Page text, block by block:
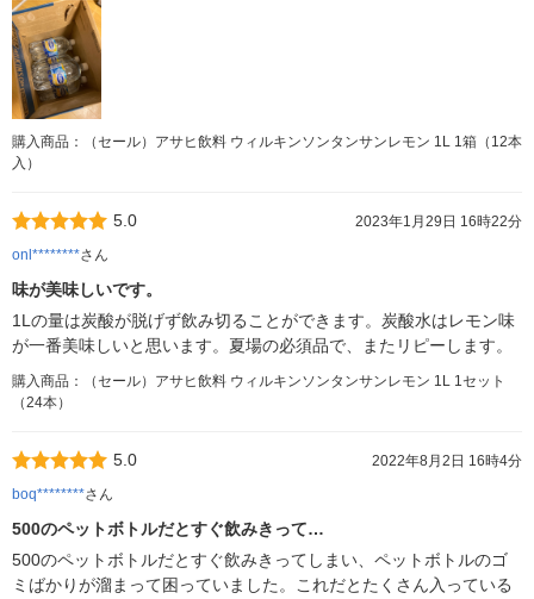
購入商品：（セール）アサヒ飲料 ウィルキンソンタンサンレモン 1L 1箱（12本
入）
5.0
2023年1月29日 16時22分
onl********さん
味が美味しいです。
1Lの量は炭酸が脱げず飲み切ることができます。炭酸水はレモン味
が一番美味しいと思います。夏場の必須品で、またリピーします。
購入商品：（セール）アサヒ飲料 ウィルキンソンタンサンレモン 1L 1セット
（24本）
5.0
2022年8月2日 16時4分
boq********さん
500のペットボトルだとすぐ飲みきって…
500のペットボトルだとすぐ飲みきってしまい、ペットボトルのゴ
ミばかりが溜まって困っていました。これだとたくさん入っている